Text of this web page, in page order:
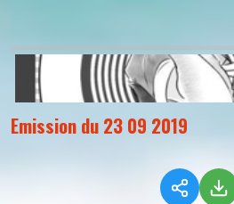
Emission du 23 09 2019